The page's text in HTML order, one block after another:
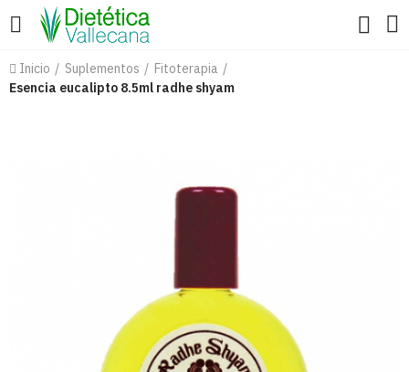
Inicio Suplementos
Fitoterapia
Esencia eucalipto 8.5ml radhe shyam